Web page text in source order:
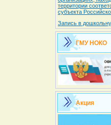
территории
субъекта
Запись в
ГМУ НОКО
Акция